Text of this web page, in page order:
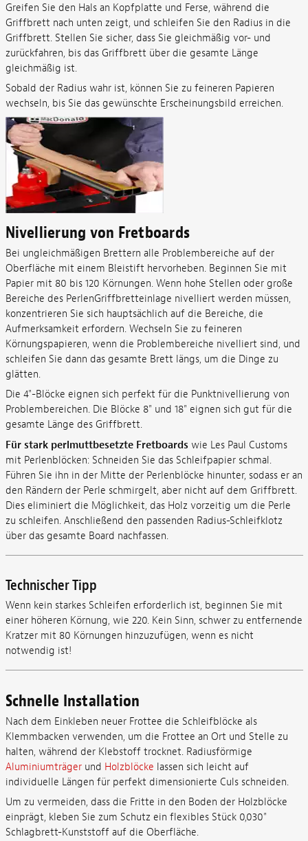
Greifen Sie den Hals an Kopfplatte und Ferse, während die
Griffbrett nach unten zeigt, und schleifen Sie den Radius in die
Griffbrett. Stellen Sie sicher, dass Sie gleichmäßig vor- und
zurückfahren, bis das Griffbrett über die gesamte Länge
gleichmäßig ist.
Sobald der Radius wahr ist, können Sie zu feineren Papieren
wechseln, bis Sie das gewünschte Erscheinungsbild erreichen.
Nivellierung von Fretboards
Bei ungleichmäßigen Brettern alle Problembereiche auf der
Oberfläche mit einem Bleistift hervorheben. Beginnen Sie mit
Papier mit 80 bis 120 Körnungen. Wenn hohe Stellen oder große
Bereiche des PerlenGriffbretteinlage nivelliert werden müssen,
konzentrieren Sie sich hauptsächlich auf die Bereiche, die
Aufmerksamkeit erfordern. Wechseln Sie zu feineren
Körnungspapieren, wenn die Problembereiche nivelliert sind, und
schleifen Sie dann das gesamte Brett längs, um die Dinge zu
glätten.
Die 4"-Blöcke eignen sich perfekt für die Punktnivellierung von
Problembereichen. Die Blöcke 8" und 18" eignen sich gut für die
gesamte Länge des Griffbrett.
Für stark perlmuttbesetzte Fretboards wie Les Paul Customs
mit Perlenblöcken: Schneiden Sie das Schleifpapier schmal.
Führen Sie ihn in der Mitte der Perlenblöcke hinunter, sodass er an
den Rändern der Perle schmirgelt, aber nicht auf dem Griffbrett.
Dies eliminiert die Möglichkeit, das Holz vorzeitig um die Perle
zu schleifen. Anschließend den passenden Radius-Schleifklotz
über das gesamte Board nachfassen.
Technischer Tipp
Wenn kein starkes Schleifen erforderlich ist, beginnen Sie mit
einer höheren Körnung, wie 220. Kein Sinn, schwer zu entfernende
Kratzer mit 80 Körnungen hinzuzufügen, wenn es nicht
notwendig ist!
Schnelle Installation
Nach dem Einkleben neuer Frottee die Schleifblöcke als
Klemmbacken verwenden, um die Frottee an Ort und Stelle zu
halten, während der Klebstoff trocknet. Radiusförmige
Aluminiumträgerund Holzblöcke lassen sich leicht auf
individuelle Längen für perfekt dimensionierte Culs schneiden.
Um zu vermeiden, dass die Fritte in den Boden der Holzblöcke
einprägt, kleben Sie zum Schutz ein flexibles Stück 0,030"
Schlagbrett-Kunststoff auf die Oberfläche.